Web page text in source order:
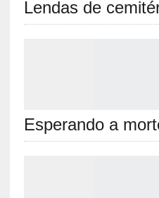
Lendas de
Esperando a